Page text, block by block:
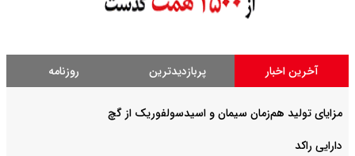
آخرین اخبار پربازدیدترین روزنامه
مزایای تولید هم‌زمان سیمان و اسیدسولفوریک از گچ
دارایی راکد